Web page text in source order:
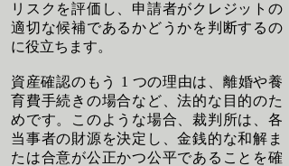
リスクを評価し、申請者がクレジットの
適切な候補であるかどうかを判断するの
に役立ちます。
資産確認のもう 1 つの理由は、離婚や養
育費手続きの場合など、法的な目的のた
めです。このような場合、裁判所は、各
当事者の財源を決定し、金銭的な和解ま
たは合意が公正かつ公平であることを確